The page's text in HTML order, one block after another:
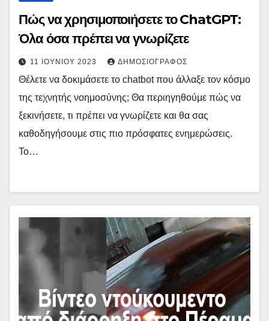
Πώς να χρησιμοποιήσετε το ChatGPT:
Όλα όσα πρέπει να γνωρίζετε
11 ΙΟΥΝΊΟΥ 2023 ΔΗΜΟΣΙΟΓΡΆΦΟΣ
Θέλετε να δοκιμάσετε το chatbot που άλλαξε τον κόσμο
της τεχνητής νοημοσύνης; Θα περιηγηθούμε πώς να
ξεκινήσετε, τι πρέπει να γνωρίζετε και θα σας
καθοδηγήσουμε στις πιο πρόσφατες ενημερώσεις.
Το…